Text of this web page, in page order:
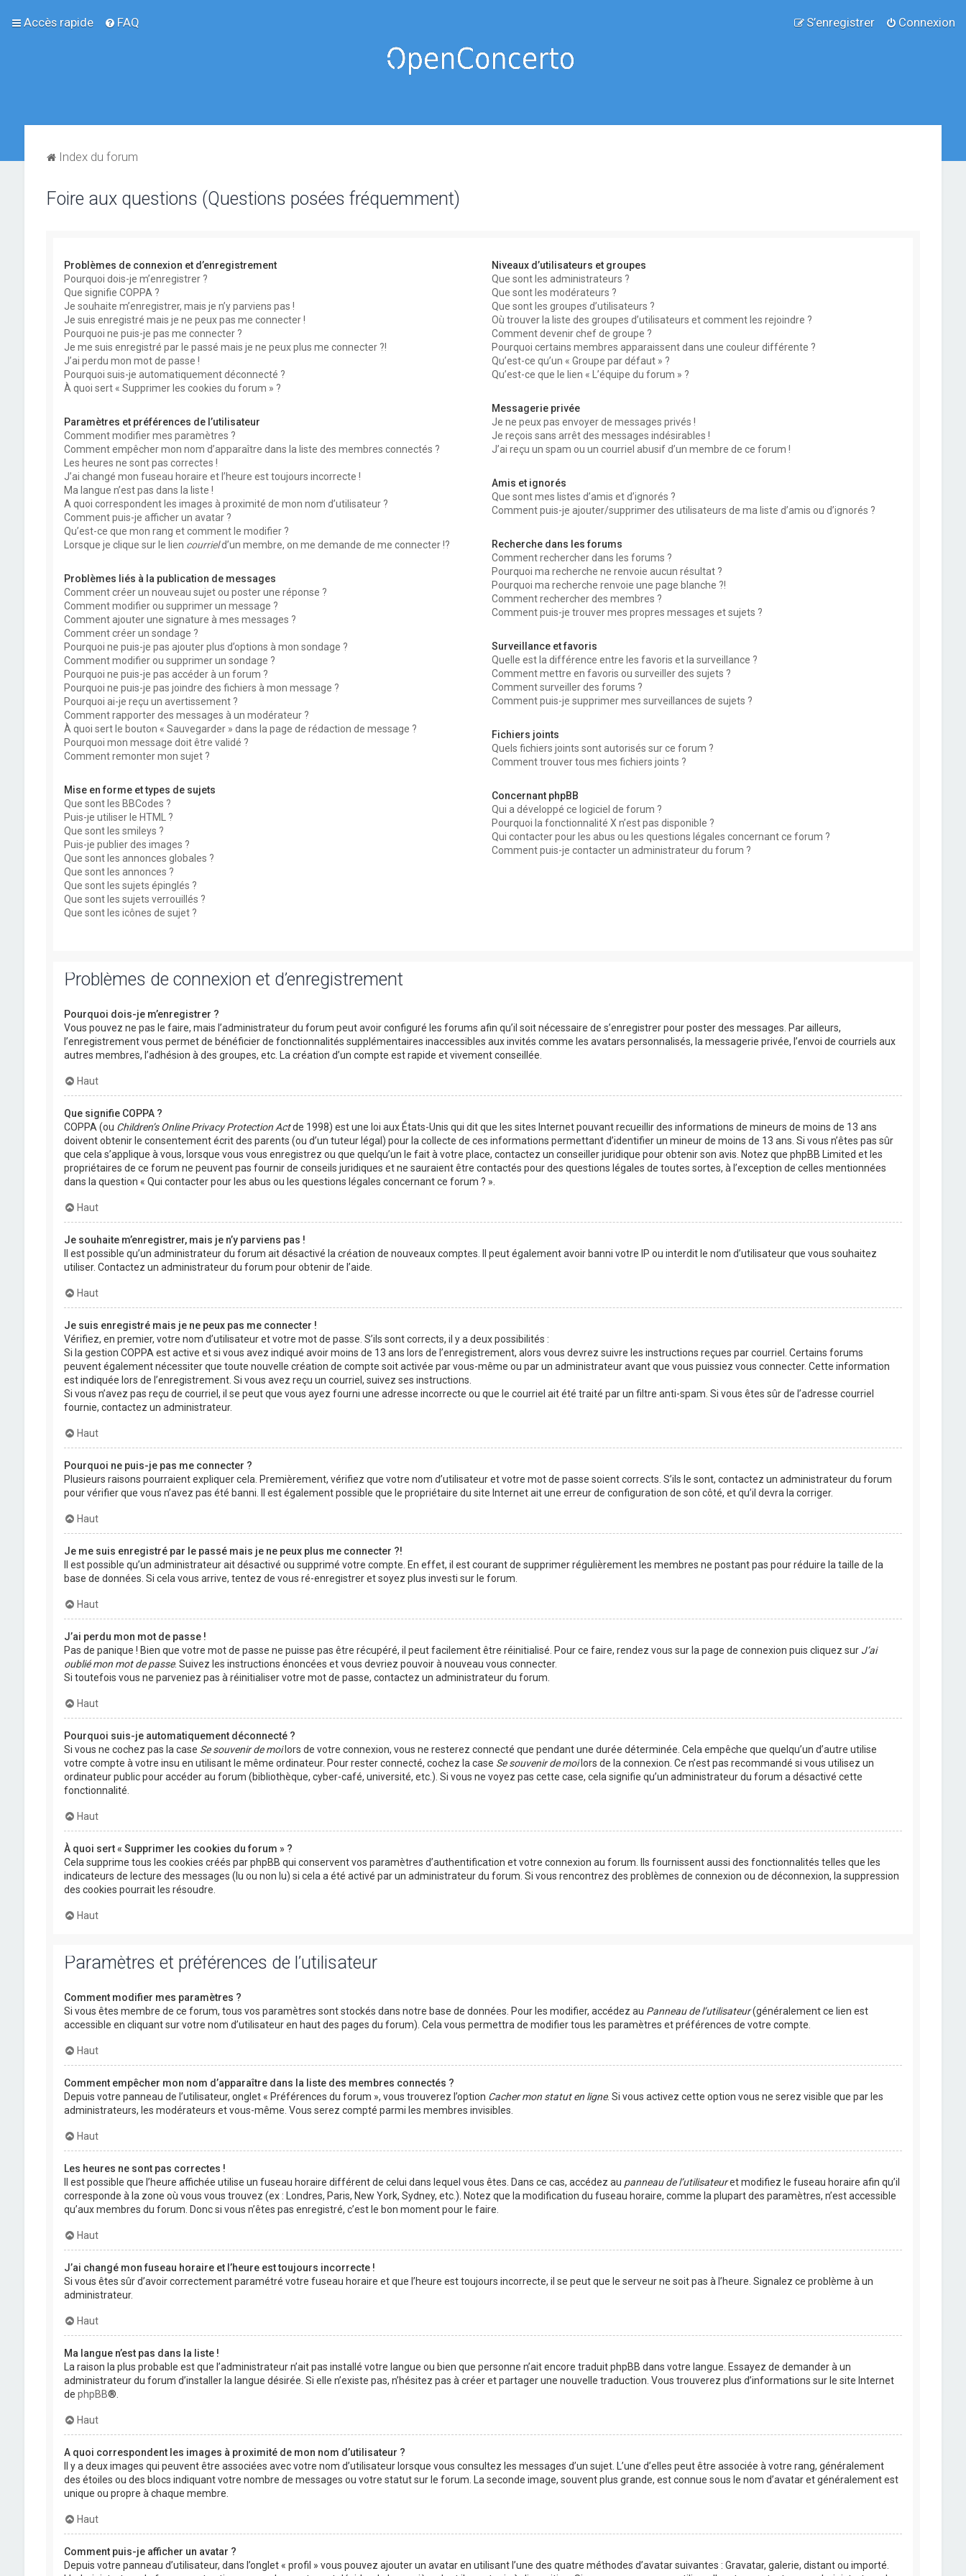
Accès rapide FAQ Connexion
S’enregistrer
Index du forum
Foire aux questions (Questions posées fréquemment)
Problèmes de connexion et d’enregistrement
Pourquoi dois-je m’enregistrer ?
Que signifie COPPA ?
Je souhaite m’enregistrer, mais je n’y parviens pas !
Je suis enregistré mais je ne peux pas me connecter !
Pourquoi ne puis-je pas me connecter ?
Je me suis enregistré par le passé mais je ne peux plus me connecter ?!
J’ai perdu mon mot de passe !
Pourquoi suis-je automatiquement déconnecté ?
À quoi sert « Supprimer les cookies du forum » ?
Paramètres et préférences de l’utilisateur
Comment modifier mes paramètres ?
Comment empêcher mon nom d’apparaître dans la liste des membres connectés ?
Les heures ne sont pas correctes !
J’ai changé mon fuseau horaire et l’heure est toujours incorrecte !
Ma langue n’est pas dans la liste !
A quoi correspondent les images à proximité de mon nom d’utilisateur ?
Comment puis-je afficher un avatar ?
Qu’est-ce que mon rang et comment le modifier ?
Lorsque je clique sur le lien courrield’un membre, on me demande de me connecter !?
Problèmes liés à la publication de messages
Comment créer un nouveau sujet ou poster une réponse ?
Comment modifier ou supprimer un message ?
Comment ajouter une signature à mes messages ?
Comment créer un sondage ?
Pourquoi ne puis-je pas ajouter plus d’options à mon sondage ?
Comment modifier ou supprimer un sondage ?
Pourquoi ne puis-je pas accéder à un forum ?
Pourquoi ne puis-je pas joindre des fichiers à mon message ?
Pourquoi ai-je reçu un avertissement ?
Comment rapporter des messages à un modérateur ?
À quoi sert le bouton « Sauvegarder » dans la page de rédaction de message ?
Pourquoi mon message doit être validé ?
Comment remonter mon sujet ?
Mise en forme et types de sujets
Que sont les BBCodes ?
Puis-je utiliser le HTML ?
Que sont les smileys ?
Puis-je publier des images ?
Que sont les annonces globales ?
Que sont les annonces ?
Que sont les sujets épinglés ?
Que sont les sujets verrouillés ?
Que sont les icônes de sujet ?
Niveaux d’utilisateurs et groupes
Que sont les administrateurs ?
Que sont les modérateurs ?
Que sont les groupes d’utilisateurs ?
Où trouver la liste des groupes d’utilisateurs et comment les rejoindre ?
Comment devenir chef de groupe ?
Pourquoi certains membres apparaissent dans une couleur différente ?
Qu’est-ce qu’un « Groupe par défaut » ?
Qu’est-ce que le lien « L’équipe du forum » ?
Messagerie privée
Je ne peux pas envoyer de messages privés !
Je reçois sans arrêt des messages indésirables !
J’ai reçu un spam ou un courriel abusif d’un membre de ce forum !
Amis et ignorés
Que sont mes listes d’amis et d’ignorés ?
Comment puis-je ajouter/supprimer des utilisateurs de ma liste d’amis ou d’ignorés ?
Recherche dans les forums
Comment rechercher dans les forums ?
Pourquoi ma recherche ne renvoie aucun résultat ?
Pourquoi ma recherche renvoie une page blanche ?!
Comment rechercher des membres ?
Comment puis-je trouver mes propres messages et sujets ?
Surveillance et favoris
Quelle est la différence entre les favoris et la surveillance ?
Comment mettre en favoris ou surveiller des sujets ?
Comment surveiller des forums ?
Comment puis-je supprimer mes surveillances de sujets ?
Fichiers joints
Quels fichiers joints sont autorisés sur ce forum ?
Comment trouver tous mes fichiers joints ?
Concernant phpBB
Qui a développé ce logiciel de forum ?
Pourquoi la fonctionnalité X n’est pas disponible ?
Qui contacter pour les abus ou les questions légales concernant ce forum ?
Comment puis-je contacter un administrateur du forum ?
Problèmes de connexion et d’enregistrement
Pourquoi dois-je m’enregistrer ?
Vous pouvez ne pas le faire, mais l’administrateur du forum peut avoir configuré les forums afin qu’il soit nécessaire de s’enregistrer pour poster des messages. Par ailleurs,
l’enregistrement vous permet de bénéficier de fonctionnalités supplémentaires inaccessibles aux invités comme les avatars personnalisés, la messagerie privée, l’envoi de courriels aux
autres membres, l’adhésion à des groupes, etc. La création d’un compte est rapide et vivement conseillée.
Haut
Que signifie COPPA ?
COPPA (ou Children’s Online Privacy Protection Actde 1998) est une loi aux États-Unis qui dit que les sites Internet pouvant recueillir des informations de mineurs de moins de 13 ans
doivent obtenir le consentement écrit des parents (ou d’un tuteur légal) pour la collecte de ces informations permettant d’identifier un mineur de moins de 13 ans. Si vous n’êtes pas sûr
que cela s’applique à vous, lorsque vous vous enregistrez ou que quelqu’un le fait à votre place, contactez un conseiller juridique pour obtenir son avis. Notez que phpBB Limited et les
propriétaires de ce forum ne peuvent pas fournir de conseils juridiques et ne sauraient être contactés pour des questions légales de toutes sortes, à l’exception de celles mentionnées
dans la question « Qui contacter pour les abus ou les questions légales concernant ce forum ? ».
Haut
Je souhaite m’enregistrer, mais je n’y parviens pas !
Il est possible qu’un administrateur du forum ait désactivé la création de nouveaux comptes. Il peut également avoir banni votre IP ou interdit le nom d’utilisateur que vous souhaitez
utiliser. Contactez un administrateur du forum pour obtenir de l’aide.
Haut
Je suis enregistré mais je ne peux pas me connecter !
Vérifiez, en premier, votre nom d’utilisateur et votre mot de passe. S’ils sont corrects, il y a deux possibilités :
Si la gestion COPPA est active et si vous avez indiqué avoir moins de 13 ans lors de l’enregistrement, alors vous devrez suivre les instructions reçues par courriel. Certains forums
peuvent également nécessiter que toute nouvelle création de compte soit activée par vous-même ou par un administrateur avant que vous puissiez vous connecter. Cette information
est indiquée lors de l’enregistrement. Si vous avez reçu un courriel, suivez ses instructions.
Si vous n’avez pas reçu de courriel, il se peut que vous ayez fourni une adresse incorrecte ou que le courriel ait été traité par un filtre anti-spam. Si vous êtes sûr de l’adresse courriel
fournie, contactez un administrateur.
Haut
Pourquoi ne puis-je pas me connecter ?
Plusieurs raisons pourraient expliquer cela. Premièrement, vérifiez que votre nom d’utilisateur et votre mot de passe soient corrects. S’ils le sont, contactez un administrateur du forum
pour vérifier que vous n’avez pas été banni. Il est également possible que le propriétaire du site Internet ait une erreur de configuration de son côté, et qu’il devra la corriger.
Haut
Je me suis enregistré par le passé mais je ne peux plus me connecter ?!
Il est possible qu’un administrateur ait désactivé ou supprimé votre compte. En effet, il est courant de supprimer régulièrement les membres ne postant pas pour réduire la taille de la
base de données. Si cela vous arrive, tentez de vous ré-enregistrer et soyez plus investi sur le forum.
Haut
J’ai perdu mon mot de passe !
Pas de panique ! Bien que votre mot de passe ne puisse pas être récupéré, il peut facilement être réinitialisé. Pour ce faire, rendez vous sur la page de connexion puis cliquez sur J’ai
oublié mon mot de passe. Suivez les instructions énoncées et vous devriez pouvoir à nouveau vous connecter.
Si toutefois vous ne parveniez pas à réinitialiser votre mot de passe, contactez un administrateur du forum.
Haut
Pourquoi suis-je automatiquement déconnecté ?
Si vous ne cochez pas la case Se souvenir de moilors de votre connexion, vous ne resterez connecté que pendant une durée déterminée. Cela empêche que quelqu’un d’autre utilise
votre compte à votre insu en utilisant le même ordinateur. Pour rester connecté, cochez la case Se souvenir de moilors de la connexion. Ce n’est pas recommandé si vous utilisez un
ordinateur public pour accéder au forum (bibliothèque, cyber-café, université, etc.). Si vous ne voyez pas cette case, cela signifie qu’un administrateur du forum a désactivé cette
fonctionnalité.
Haut
À quoi sert « Supprimer les cookies du forum » ?
Cela supprime tous les cookies créés par phpBB qui conservent vos paramètres d’authentification et votre connexion au forum. Ils fournissent aussi des fonctionnalités telles que les
indicateurs de lecture des messages (lu ou non lu) si cela a été activé par un administrateur du forum. Si vous rencontrez des problèmes de connexion ou de déconnexion, la suppression
des cookies pourrait les résoudre.
Haut
Paramètres et préférences de l’utilisateur
Comment modifier mes paramètres ?
Si vous êtes membre de ce forum, tous vos paramètres sont stockés dans notre base de données. Pour les modifier, accédez au Panneau de l’utilisateur(généralement ce lien est
accessible en cliquant sur votre nom d’utilisateur en haut des pages du forum). Cela vous permettra de modifier tous les paramètres et préférences de votre compte.
Haut
Comment empêcher mon nom d’apparaître dans la liste des membres connectés ?
Depuis votre panneau de l’utilisateur, onglet « Préférences du forum », vous trouverez l’option Cacher mon statut en ligne. Si vous activez cette option vous ne serez visible que par les
administrateurs, les modérateurs et vous-même. Vous serez compté parmi les membres invisibles.
Haut
Les heures ne sont pas correctes !
Il est possible que l’heure affichée utilise un fuseau horaire différent de celui dans lequel vous êtes. Dans ce cas, accédez au panneau de l’utilisateuret modifiez le fuseau horaire afin qu’il
corresponde à la zone où vous vous trouvez (ex : Londres, Paris, New York, Sydney, etc.). Notez que la modification du fuseau horaire, comme la plupart des paramètres, n’est accessible
qu’aux membres du forum. Donc si vous n’êtes pas enregistré, c’est le bon moment pour le faire.
Haut
J’ai changé mon fuseau horaire et l’heure est toujours incorrecte !
Si vous êtes sûr d’avoir correctement paramétré votre fuseau horaire et que l’heure est toujours incorrecte, il se peut que le serveur ne soit pas à l’heure. Signalez ce problème à un
administrateur.
Haut
Ma langue n’est pas dans la liste !
La raison la plus probable est que l’administrateur n’ait pas installé votre langue ou bien que personne n’ait encore traduit phpBB dans votre langue. Essayez de demander à un
administrateur du forum d’installer la langue désirée. Si elle n’existe pas, n’hésitez pas à créer et partager une nouvelle traduction. Vous trouverez plus d’informations sur le site Internet
de phpBB®.
Haut
A quoi correspondent les images à proximité de mon nom d’utilisateur ?
Il y a deux images qui peuvent être associées avec votre nom d’utilisateur lorsque vous consultez les messages d’un sujet. L’une d’elles peut être associée à votre rang, généralement
des étoiles ou des blocs indiquant votre nombre de messages ou votre statut sur le forum. La seconde image, souvent plus grande, est connue sous le nom d’avatar et généralement est
unique ou propre à chaque membre.
Haut
Comment puis-je afficher un avatar ?
Depuis votre panneau d’utilisateur, dans l’onglet « profil » vous pouvez ajouter un avatar en utilisant l’une des quatre méthodes d’avatar suivantes : Gravatar, galerie, distant ou importé.